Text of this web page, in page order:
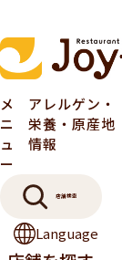
メ
ニ
ュ
ー
アレルゲン・
栄養・原産地
情報
店舗検索
Language